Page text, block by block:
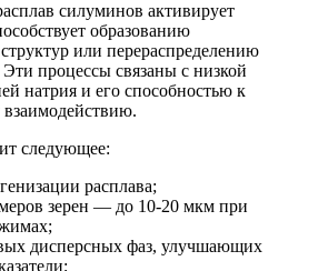
силуминов активирует
образованию
или перераспределению
процессы связаны с низкой
натрия и его способностью к
следующее:
расплава;
зерен — до 10-20 мкм при
дисперсных фаз, улучшающих